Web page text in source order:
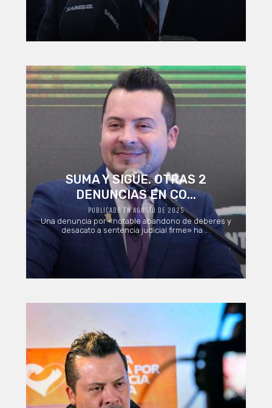
SUMA Y SIGUE. OTRAS 2
DENUNCIAS EN CO...
PUBLICADO EN AGOSTO DE 2025
Una denuncia por «notable abandono de deberes y
desacato a sentencia judicial firme» ha ...